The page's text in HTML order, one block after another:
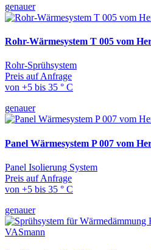
genauer
Rohr-Wärmesystem T 005 vom
Rohr-Sprühsystem
Preis auf Anfrage
von +5 bis 35 ° C
genauer
Panel Wärmesystem P 007 vom
Panel Isolierung System
Preis auf Anfrage
von +5 bis 35 ° C
genauer